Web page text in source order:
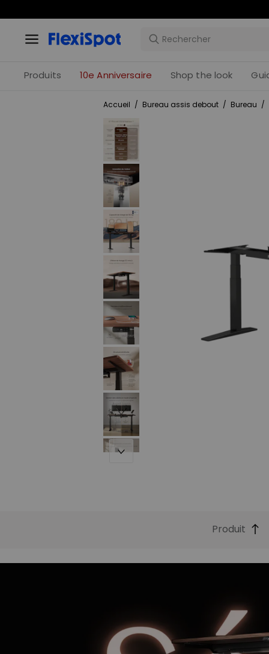
Offres
Produits 10e Anniversaire Shop the look
Accueil / Bureau assis debout / Bureau /
Produit
Fonctions